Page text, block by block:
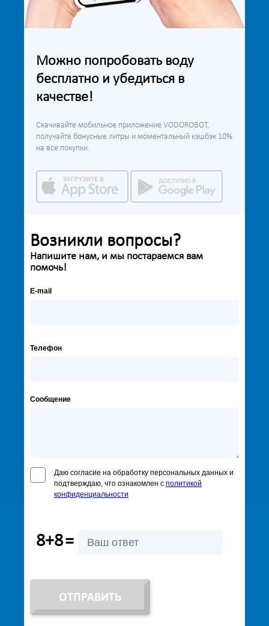
Можно попробовать воду
бесплатно и убедиться в
качестве!
Скачивайте мобильное приложение VODOROBOT,
получайте бонусные литры и моментальный кэшбэк 10%
на все покупки.
Возникли вопросы?
Напишите нам, и мы постараемся вам
помочь!
E-mail
Телефон
Сообщение
Даю согласие на обработку персональных данных и
подтверждаю, что ознакомлен с политикой
конфиденциальности
8+8=
ОТПРАВИТЬ